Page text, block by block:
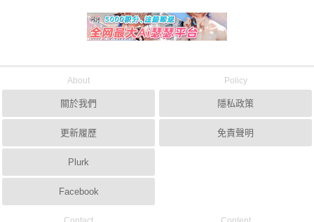
About
關於我們
更新履歷
Plurk
Facebook
Policy
隱私政策
免責聲明